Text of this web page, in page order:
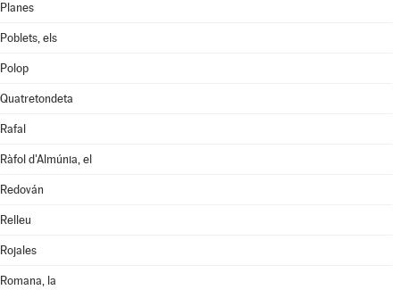
Planes
Poblets, els
Polop
Quatretondeta
Rafal
Ràfol d'Almúnia, el
Redován
Relleu
Rojales
Romana, la